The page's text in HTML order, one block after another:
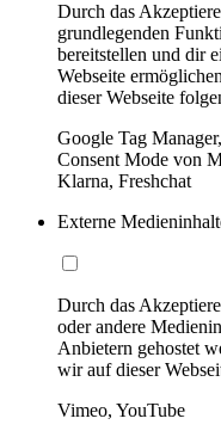
Durch das
grundlegenden
bereitstellen und dir
Webseite
dieser Webseite
Google Tag
Consent Mode von
Klarna, Freshchat
Externe
Durch das
oder andere
Anbietern gehostet
wir auf dieser
Vimeo, YouTube